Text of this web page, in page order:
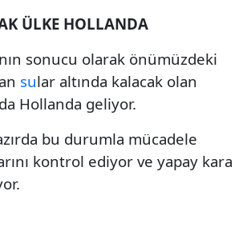
ÜLKE HOLLANDA
nın sonucu olarak önümüzdeki
sular altında kalacak olan
Hollanda geliyor.
bu durumla mücadele
kontrol ediyor ve yapay kara